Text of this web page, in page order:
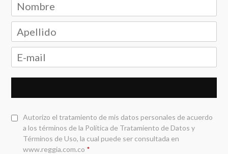
Autorizo el tratamiento de mis datos personales de acuerdo
a los términos de la Política de Tratamiento de Datos y
Términos de Uso, la cual puede ser consultada en
www.reggia.com.co *